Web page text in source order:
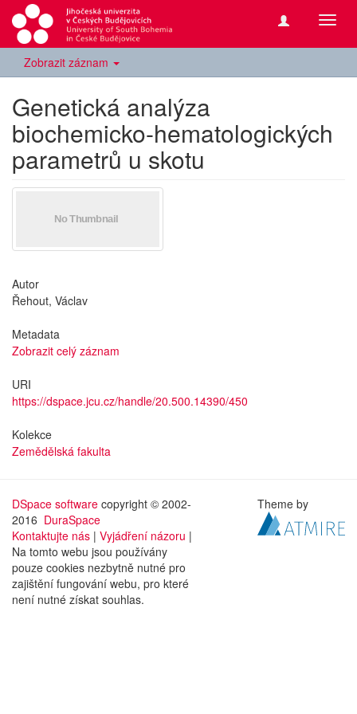
Zobrazit záznam
Genetická analýza
biochemicko-hematologických
parametrů u skotu
Autor
Řehout, Václav
Metadata
Zobrazit celý záznam
URI
https://dspace.jcu.cz/handle/20.500.14390/450
Kolekce
Zemědělská fakulta
DSpace software copyright © 2002-
2016 DuraSpace
Kontaktujte nás | Vyjádření názoru |
Na tomto webu jsou používány
pouze cookies nezbytně nutné pro
zajištění fungování webu, pro které
není nutné získat souhlas.
Theme by